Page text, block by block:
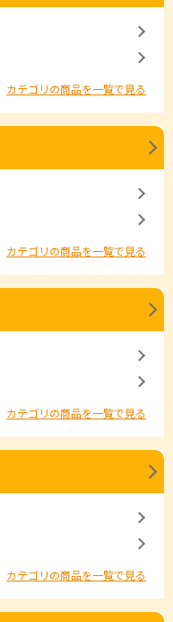
カテゴリの商品を一覧で見る
カテゴリの商品を一覧で見る
カテゴリの商品を一覧で見る
カテゴリの商品を一覧で見る